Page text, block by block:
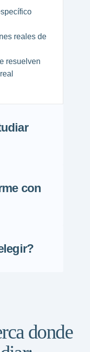
reales de
resuelven
con
donde